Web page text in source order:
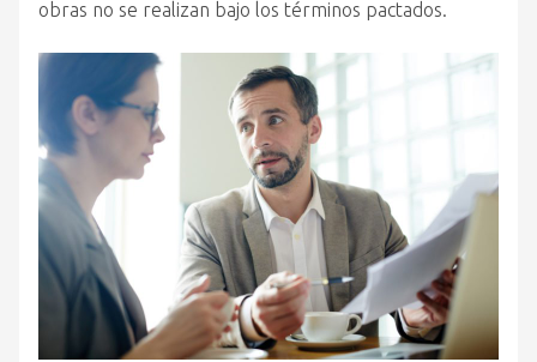
obras no se realizan bajo los términos pactados.